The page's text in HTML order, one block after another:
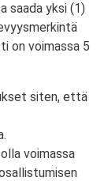
saada yksi (1)
on voimassa 5
siten, että
voimassa